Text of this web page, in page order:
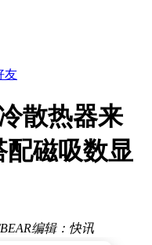
友
散热器来
磁吸数显
编辑：快讯